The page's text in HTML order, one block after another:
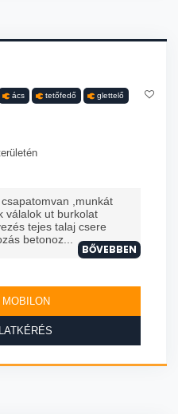
ács tetőfedő glettelő
,munkát
válalok ut burkolat
tejes talaj csere
betonoz...
BŐVEBBEN